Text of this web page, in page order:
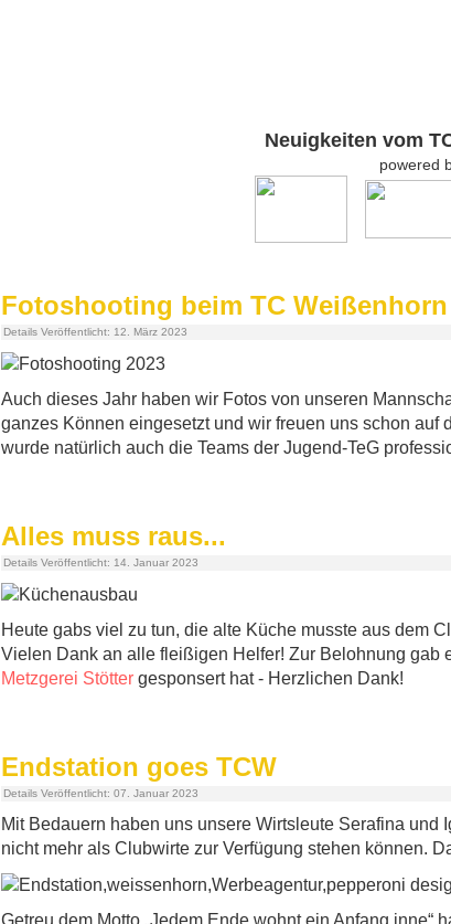
Neuigkeiten vom
powered
Fotoshooting beim TC Weißenhorn
Details Veröffentlicht: 12. März 2023
Auch dieses Jahr haben wir Fotos von unseren
ganzes Können eingesetzt und wir freuen uns schon
wurde natürlich auch die Teams der Jugend-TeG
Alles muss raus...
Details Veröffentlicht: 14. Januar 2023
Heute gabs viel zu tun, die alte Küche musste aus dem
Vielen Dank an alle fleißigen Helfer! Zur Belohnung gab
Metzgerei Stötter gesponsert hat - Herzlichen Dank!
Endstation goes TCW
Details Veröffentlicht: 07. Januar 2023
Mit Bedauern haben uns unsere Wirtsleute Serafina
nicht mehr als Clubwirte zur Verfügung stehen können.
Getreu dem Motto „Jedem Ende wohnt ein Anfang inne“